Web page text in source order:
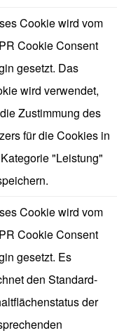
Cookie wird vom
Cookie Consent
gesetzt. Das
wird verwendet,
Zustimmung des
für die Cookies in
"Leistung"
Cookie wird vom
Cookie Consent
gesetzt. Es
den Standard-
der